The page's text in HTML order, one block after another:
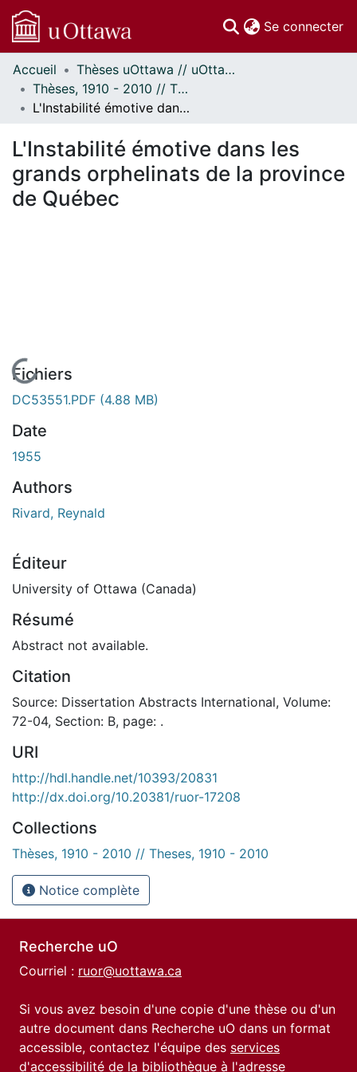
Se connecter
Communautés
et collections
Parcourir
À propos
Accueil
Thèses uOttawa // uOttawa Theses
Thèses, 1910 - 2010 // Theses, 1910 - 2010
L'Instabilité émotive dans les grands orphelinats de la province de Québec
L'Instabilité émotive dans les
grands orphelinats de la province
de Québec
En cours de chargement...
Fichiers
DC53551.PDF (4.88 MB)
Date
1955
Authors
Rivard, Reynald
Éditeur
University of Ottawa (Canada)
Résumé
Abstract not available.
Citation
Source: Dissertation Abstracts International, Volume:
72-04, Section: B, page: .
URI
http://hdl.handle.net/10393/20831
http://dx.doi.org/10.20381/ruor-17208
Collections
Thèses, 1910 - 2010 // Theses, 1910 - 2010
Notice complète
Recherche uO
Courriel : ruor@uottawa.ca
Si vous avez besoin d'une copie d'une thèse ou d'un
autre document dans Recherche uO dans un format
accessible, contactez l'équipe des services
d'accessibilité de la bibliothèque à l'adresse